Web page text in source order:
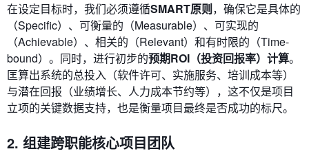
在设定目标时，我们必须遵循SMART原则，确保它是具体的
（Specific）、可衡量的（Measurable）、可实现的
（Achievable）、相关的（Relevant）和有时限的（Time-
bound）。同时，进行初步的预期ROI（投资回报率）计算。
匡算出系统的总投入（软件许可、实施服务、培训成本等）
与潜在回报（业绩增长、人力成本节约等），这不仅是项目
立项的关键数据支持，也是衡量项目最终是否成功的标尺。
2. 组建跨职能核心项目团队